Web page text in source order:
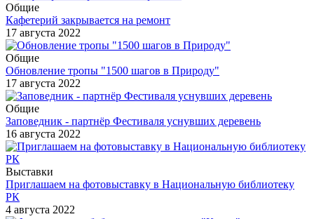
Общие
Кафетерий закрывается на ремонт
17 августа 2022
Общие
Обновление тропы "1500 шагов в Природу"
17 августа 2022
Общие
Заповедник - партнёр Фестиваля уснувших деревень
16 августа 2022
Выставки
Приглашаем на фотовыставку в Национальную библиотеку
РК
4 августа 2022